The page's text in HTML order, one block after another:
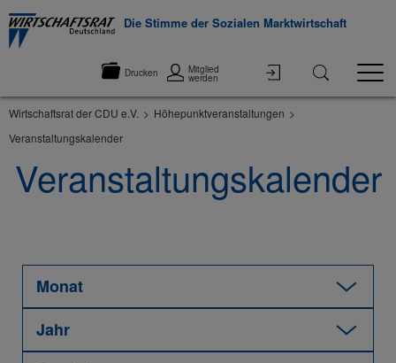
Die Stimme der Sozialen Marktwirtschaft
Drucken Mitglied
werden
Wirtschaftsrat der CDU e.V.
Höhepunktveranstaltungen
Veranstaltungskalender
Veranstaltungskalender